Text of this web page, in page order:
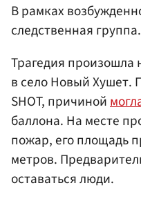
В рамках
следственная группа.
Трагедия произошла
в село Новый Хушет.
SHOT, причиной
баллона. На месте
пожар, его площадь
метров.
оставаться люди.